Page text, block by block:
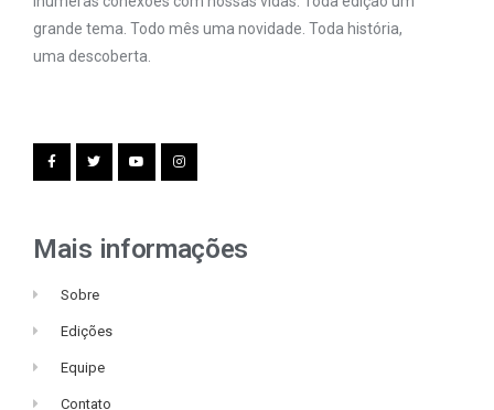
grande tema. Todo mês uma novidade. Toda história,
uma descoberta.
Mais informações
Sobre
Edições
Equipe
Contato